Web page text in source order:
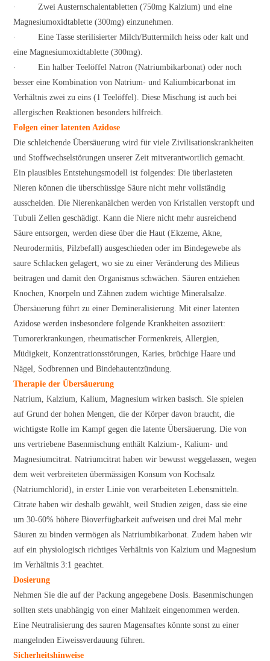
· Zwei Austernschalentabletten (750mg Kalzium) und eine
Magnesiumoxidtablette (300mg) einzunehmen.
· Eine Tasse sterilisierter Milch/Buttermilch heiss oder kalt und
eine Magnesiumoxidtablette (300mg).
· Ein halber Teelöffel Natron (Natriumbikarbonat) oder noch
besser eine Kombination von Natrium- und Kaliumbicarbonat im
Verhältnis zwei zu eins (1 Teelöffel). Diese Mischung ist auch bei
allergischen Reaktionen besonders hilfreich.
Folgen einer latenten Azidose
Die schleichende Übersäuerung wird für viele Zivilisationskrankheiten
und Stoffwechselstörungen unserer Zeit mitverantwortlich gemacht.
Ein plausibles Entstehungsmodell ist folgendes: Die überlasteten
Nieren können die überschüssige Säure nicht mehr vollständig
ausscheiden. Die Nierenkanälchen werden von Kristallen verstopft und
Tubuli Zellen geschädigt. Kann die Niere nicht mehr ausreichend
Säure entsorgen, werden diese über die Haut (Ekzeme, Akne,
Neurodermitis, Pilzbefall) ausgeschieden oder im Bindegewebe als
saure Schlacken gelagert, wo sie zu einer Veränderung des Milieus
beitragen und damit den Organismus schwächen. Säuren entziehen
Knochen, Knorpeln und Zähnen zudem wichtige Mineralsalze.
Übersäuerung führt zu einer Demineralisierung. Mit einer latenten
Azidose werden insbesondere folgende Krankheiten assoziiert:
Tumorerkrankungen, rheumatischer Formenkreis, Allergien,
Müdigkeit, Konzentrationsstörungen, Karies, brüchige Haare und
Nägel, Sodbrennen und Bindehautentzündung.
Therapie der Übersäuerung
Natrium, Kalzium, Kalium, Magnesium wirken basisch. Sie spielen
auf Grund der hohen Mengen, die der Körper davon braucht, die
wichtigste Rolle im Kampf gegen die latente Übersäuerung. Die von
uns vertriebene Basenmischung enthält Kalzium-, Kalium- und
Magnesiumcitrat. Natriumcitrat haben wir bewusst weggelassen, wegen
dem weit verbreiteten übermässigen Konsum von Kochsalz
(Natriumchlorid), in erster Linie von verarbeiteten Lebensmitteln.
Citrate haben wir deshalb gewählt, weil Studien zeigen, dass sie eine
um 30-60% höhere Bioverfügbarkeit aufweisen und drei Mal mehr
Säuren zu binden vermögen als Natriumbikarbonat. Zudem haben wir
auf ein physiologisch richtiges Verhältnis von Kalzium und Magnesium
im Verhältnis 3:1 geachtet.
Dosierung
Nehmen Sie die auf der Packung angegebene Dosis. Basenmischungen
sollten stets unabhängig von einer Mahlzeit eingenommen werden.
Eine Neutralisierung des sauren Magensaftes könnte sonst zu einer
mangelnden Eiweissverdauung führen.
Sicherheitshinweise